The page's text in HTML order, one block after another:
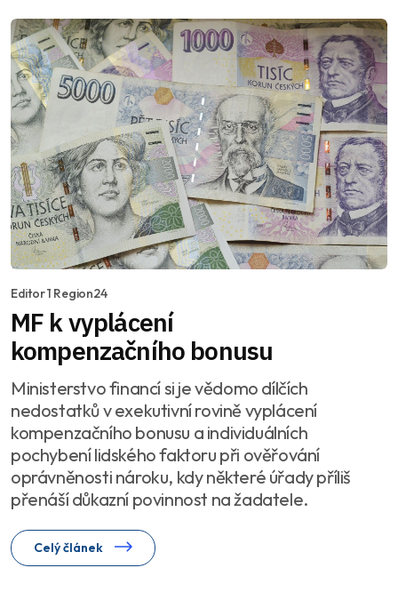
Editor 1 Region24
MF k vyplácení
kompenzačního bonusu
Ministerstvo financí si je vědomo dílčích
nedostatků v exekutivní rovině vyplácení
kompenzačního bonusu a individuálních
pochybení lidského faktoru při ověřování
oprávněnosti nároku, kdy některé úřady příliš
přenáší důkazní povinnost na žadatele.
Celý článek